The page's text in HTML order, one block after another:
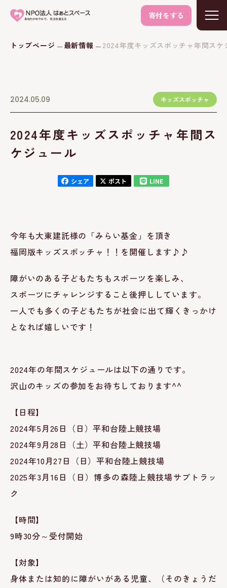
寄付をする
トップページ 最新情報 2024年度キッズスポッチャ年間スケ
2024.05.09 キッズスポッチャ
2024年度キッズスポッチャ年間ス
ケジュール
今年も大東建託様の「みらい基金」を頂き
福岡版キッズスポッチャ！！を開催します♪♪
障がいのある子どもたちもスポーツを楽しみ、
スポーツにチャレンジすること後押ししています。
一人でも多くの子どもたちが社会に出て輝くきっかけ
となれば嬉しいです！
2024年の年間スケジュールは以下の通りです。
沢山のキッズの参加をお待ちしております^^
【日程】
2024年5月26日（日）平和台陸上競技場
2024年9月28日（土）平和台陸上競技場
2024年10月27日（日）平和台陸上競技場
2025年3月16日（日）博多の森陸上競技場サブトラッ
ク
【時間】
9時30分～受付開始
【対象】
身体または知的に障がいがある児童、（そのきょうだ